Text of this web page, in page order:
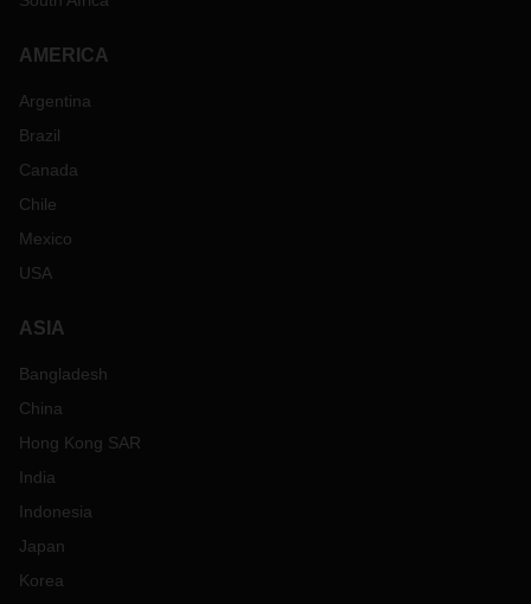
AMERICA
Argentina
Brazil
Canada
Chile
Mexico
USA
ASIA
Bangladesh
China
Hong Kong SAR
India
Indonesia
Japan
Korea